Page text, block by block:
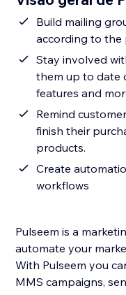
Build mailing
according to the
Stay involved
them up to date
features and
Remind
finish their
products.
Create
workflows
Pulseem is a
automate your
With Pulseem you can
MMS campaigns,